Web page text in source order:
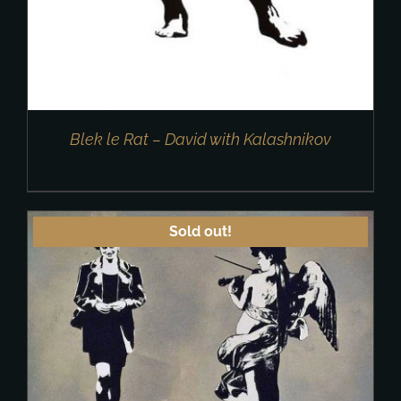
Blek le Rat – David with Kalashnikov
Sold out!